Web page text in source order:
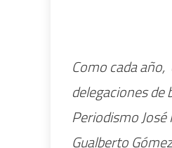
Como cada
delegaciones
Periodismo
Gualberto